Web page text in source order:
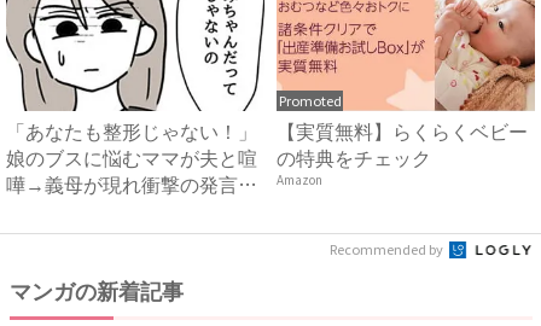
「あなたも整形じゃない！」
娘のブスに悩むママが夫と喧
嘩→義母が現れ衝撃の発言
Promoted
【実質無料】らくらくベビー
の特典をチェック
Amazon
Recommended by
マンガの新着記事